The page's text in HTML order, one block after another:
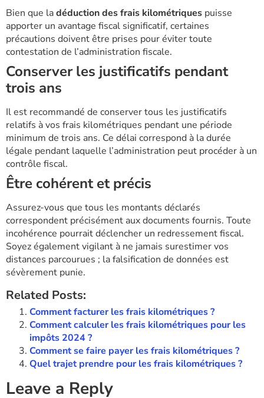
Bien que ladéduction des frais kilométriques puisse
apporter un avantage fiscal significatif, certaines
précautions doivent être prises pour éviter toute
contestation de l’administration fiscale.
Conserver les justificatifs pendant
trois ans
Il est recommandé de conserver tous les justificatifs
relatifs à vos frais kilométriques pendant une période
minimum de trois ans. Ce délai correspond à la durée
légale pendant laquelle l’administration peut procéder à un
contrôle fiscal.
Être cohérent et précis
Assurez-vous que tous les montants déclarés
correspondent précisément aux documents fournis. Toute
incohérence pourrait déclencher un redressement fiscal.
Soyez également vigilant à ne jamais surestimer vos
distances parcourues ; la falsification de données est
sévèrement punie.
Related Posts:
Comment facturer les frais kilométriques ?
Comment calculer les frais kilométriques pour les
impôts 2024 ?
Comment se faire payer les frais kilométriques ?
Quel trajet prendre pour les frais kilométriques ?
Leave a Reply